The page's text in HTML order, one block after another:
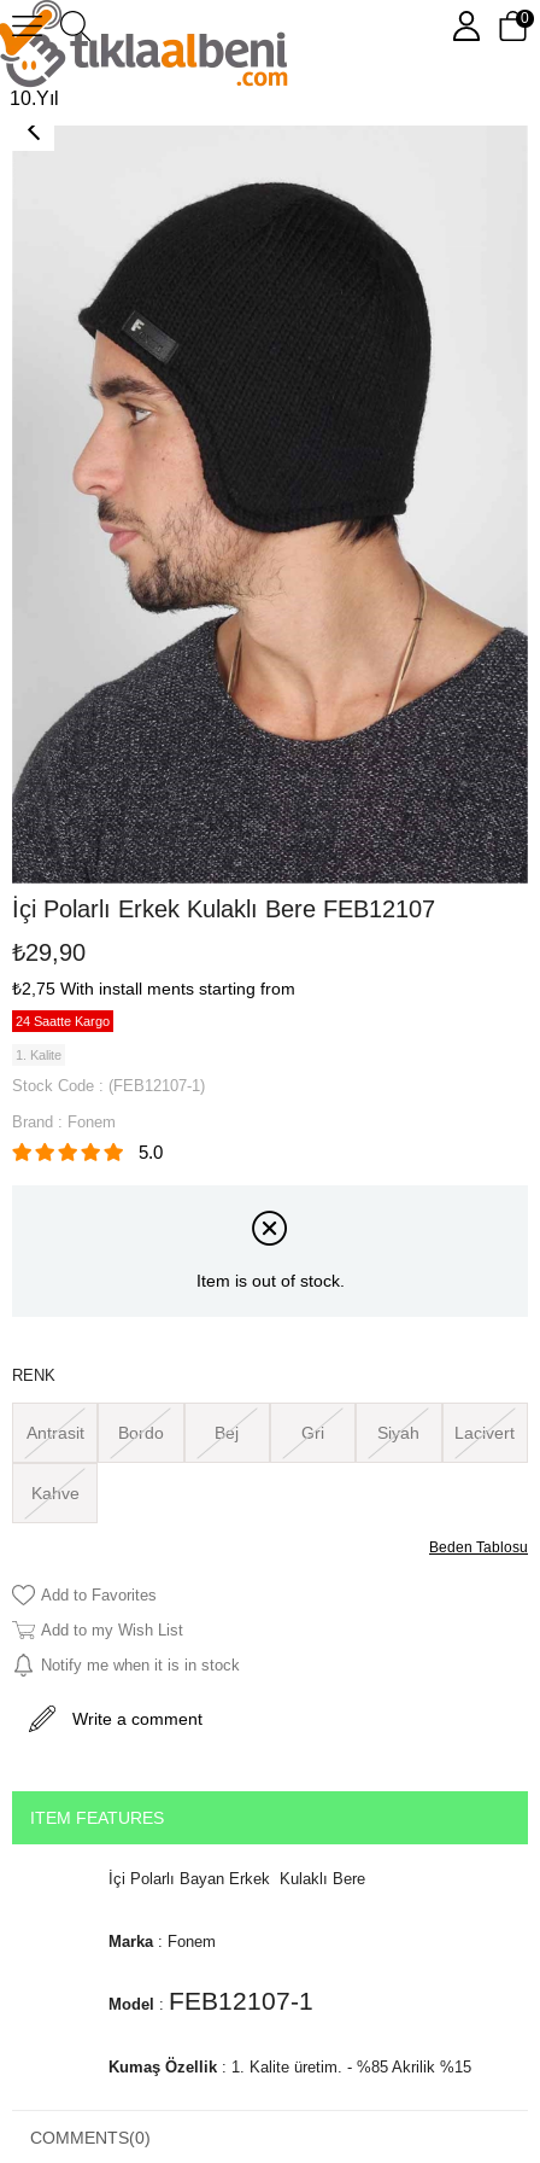
10.Yıl
0
İçi Polarlı Erkek Kulaklı Bere FEB12107
İçi Polarlı Erkek Kulaklı Bere FEB12107
₺29,90
₺2,75 With install ments starting from
24 Saatte Kargo
1. Kalite
Stock Code
(FEB12107-1)
Brand : Fonem
5.0
Item is out of stock.
RENK
Antrasit Bordo Bej Gri Siyah Lacivert
Kahve
Beden Tablosu
Add to Favorites
Add to my Wish List
Notify me when it is in stock
Write a comment
ITEM FEATURES
İçi Polarlı Bayan Erkek Kulaklı Bere
Marka : Fonem
Model : FEB12107-1
Kumaş Özellik : 1. Kalite üretim. - %85 Akrilik %15
COMMENTS(0)